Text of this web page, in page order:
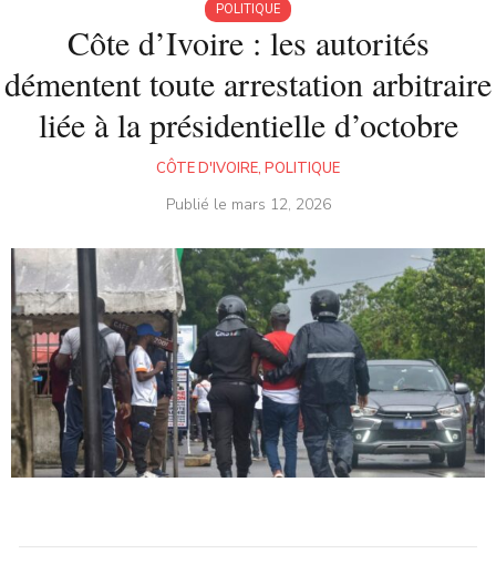
POLITIQUE
Côte d’Ivoire : les autorités
démentent toute arrestation arbitraire
liée à la présidentielle d’octobre
CÔTE D'IVOIRE, POLITIQUE
Publié le mars 12, 2026